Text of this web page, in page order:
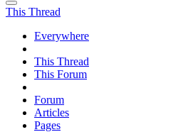
This Thread
Everywhere
This Thread
This Forum
Forum
Articles
Pages